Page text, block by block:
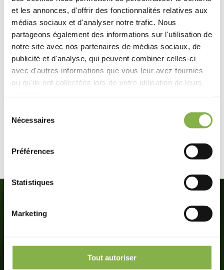
et les annonces, d'offrir des fonctionnalités relatives aux
médias sociaux et d'analyser notre trafic. Nous
partageons également des informations sur l'utilisation de
notre site avec nos partenaires de médias sociaux, de
publicité et d'analyse, qui peuvent combiner celles-ci
avec d'autres informations que vous leur avez fournies
ou qu'ils ont collectées lors de votre utilisation de leurs
Nécessaires
Préférences
Statistiques
Marketing
Tout autoriser
Une démarche scientifique
pointue au sein d’une ferme
expérimentale.
Notre stratégie globale de recherche appliquée combine
des expérimentations en conditions contrôlées dans des
chambres de germination et de culture associées à des
Une croissance portée